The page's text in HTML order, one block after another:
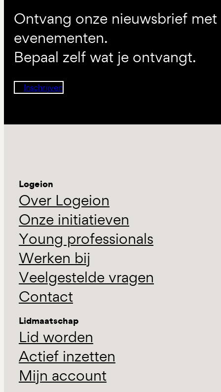
Ontvang onze nieuwsbrief
evenementen.
Bepaal zelf wat je ontvangt.
Inschrijven
Logeion
Over Logeion
Onze initiatieven
Young professionals
Werken bij
Veelgestelde vragen
Contact
Lidmaatschap
Lid worden
Actief inzetten
Mijn account